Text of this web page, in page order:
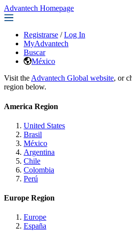
Advantech Homepage
Registrarse / Log In
MyAdvantech
Buscar
México
Visit the Advantech Global website, or
region below.
America Region
United States
Brasil
México
Argentina
Chile
Colombia
Perú
Europe Region
Europe
España